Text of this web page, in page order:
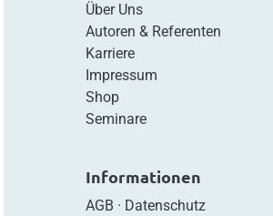
Über Uns
Autoren & Referenten
Karriere
Impressum
Shop
Seminare
Informationen
AGB · Datenschutz